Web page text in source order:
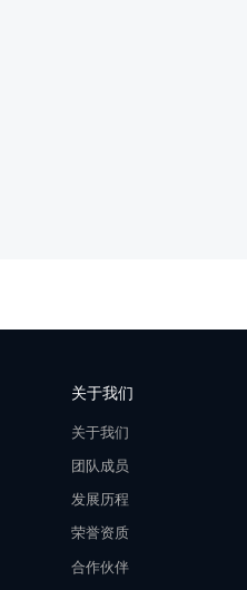
关于我们
关于我们
团队成员
发展历程
荣誉资质
合作伙伴